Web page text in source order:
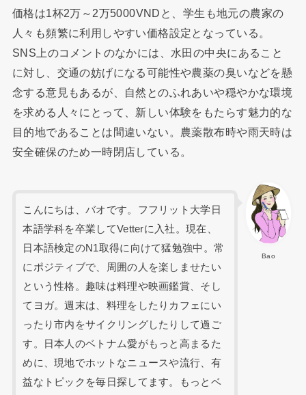
価格は1杯2万～2万5000VNDと、学生も地元の農家の
人々も頻繁に利用しやすい価格設定となっている。
SNS上のコメントのなかには、水田の中央にあること
に対し、交通の妨げになる可能性や農薬の臭いなどを懸
念する意見もあるが、自然とのふれあいや穏やかな環境
を求める人々にとって、新しい体験をもたらす魅力的な
目的地であることは間違いない。農薬散布時や雨天時は
安全確保のため一時閉店している。
Bao
こんにちは、バオです。フフリット大学日
本語学科を卒業してVetterに入社。現在、
日本語検定のN1取得に向けて猛勉強中。常
にポジティブで、周囲の人を楽しませたい
という性格。趣味は料理や映画鑑賞、そし
てヨガ。週末は、料理をしたりカフェにい
ったり市内をサイクリングしたりして過ご
す。日本人のベトナム愛がもっと高まるた
めに、現地でホットなニュースや流行、有
益なトピックを毎日探してます。もっとベ